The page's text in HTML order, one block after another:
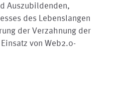
Auszubildenden,
des Lebenslangen
der Verzahnung der
von Web2.0-